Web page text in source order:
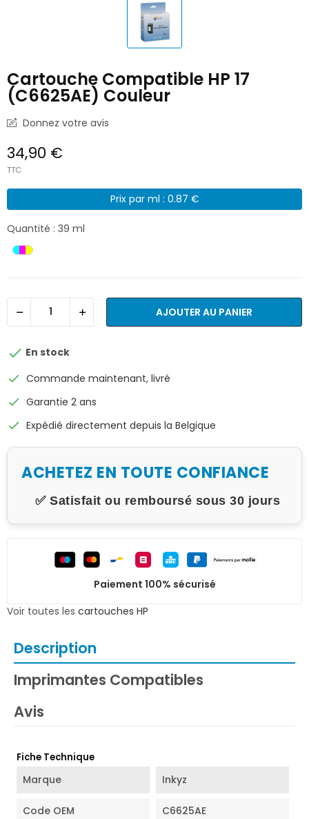
Cartouche Compatible HP 17
(C6625AE) Couleur
Donnez votre avis
34,90 €
TTC
Prix par ml : 0.87 €
Quantité : 39 ml
AJOUTER AU PANIER
 En stock
check Commande maintenant, livré
check Garantie 2 ans
check Expédié directement depuis la Belgique
ACHETEZ EN TOUTE CONFIANCE
✅ Satisfait ou remboursé sous 30 jours
Paiement 100% sécurisé
Voir toutes les cartouches HP
Description
Imprimantes Compatibles
Avis
Fiche Technique
Marque Inkyz
Code OEM C6625AE